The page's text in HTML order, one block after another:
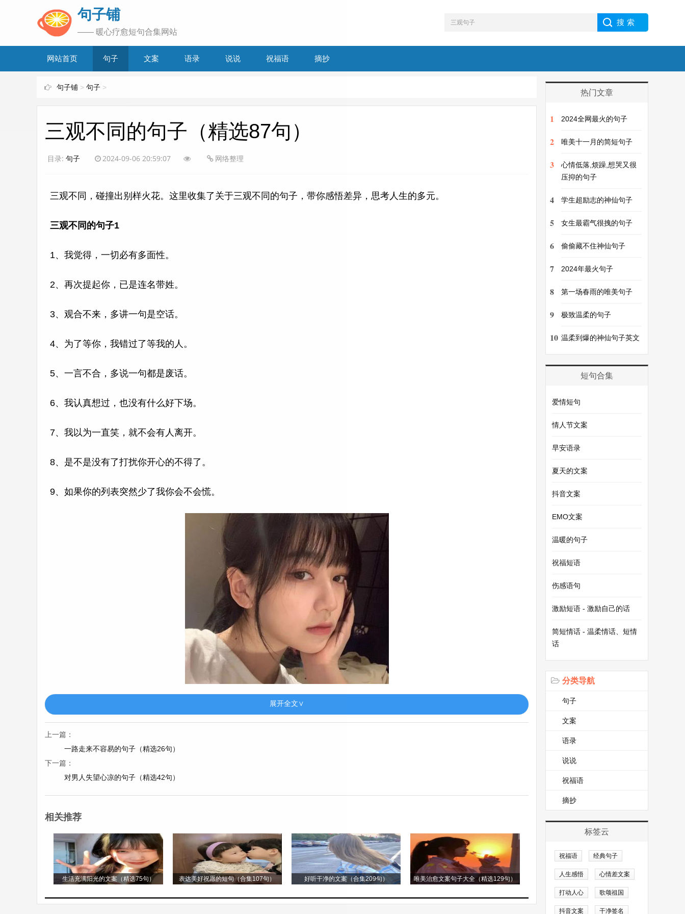
句子铺
—— 暖心疗愈短句合集网站
网站首页 句子 文案 语录 说说 祝福语 摘抄
句子铺 > 句子 >
三观不同的句子（精选87句）
目录: 句子 2024-09-06 20:59:07 网络整理
三观不同，碰撞出别样火花。这里收集了关于三观不同的句子，带你感悟差异，思考人生的多元。
三观不同的句子1
1、我觉得，一切必有多面性。
2、再次提起你，已是连名带姓。
3、观合不来，多讲一句是空话。
4、为了等你，我错过了等我的人。
5、一言不合，多说一句都是废话。
6、我认真想过，也没有什么好下场。
7、我以为一直笑，就不会有人离开。
8、是不是没有了打扰你开心的不得了。
9、如果你的列表突然少了我你会不会慌。
10、女儿共我吹灭蜡烛，许下了自己的心愿。
11、相爱本来是场意外，幸福的意外，安排!
12、闺女共我熄灭焟烛，许过了自个的愿望。
14、你大概是没见过我，哭得喘不来气的样子吧。
15、圈子不同，不必强融。三观不合，别瞎凑合。
展开全文∨
上一篇：
一路走来不容易的句子（精选26句）
下一篇：
对男人失望心凉的句子（精选42句）
相关推荐
生活充满阳光的文案（精选75句） 表达美好祝愿的短句（合集107句） 好听干净的文案（合集209句） 唯美治愈文案句子大全（精选129句）
热门文章
1 2024全网最火的句子
2 唯美十一月的简短句子
3
心情低落,烦躁,想哭又很
压抑的句子
4 学生超励志的神仙句子
5 女生最霸气很拽的句子
6 偷偷藏不住神仙句子
7 2024年最火句子
8 第一场春雨的唯美句子
9 极致温柔的句子
10 温柔到爆的神仙句子英文
短句合集
爱情短句
情人节文案
早安语录
夏天的文案
抖音文案
EMO文案
温暖的句子
祝福短语
伤感语句
激励短语 - 激励自己的话
简短情话 - 温柔情话、短情
话
分类导航
句子
文案
语录
说说
祝福语
摘抄
标签云
祝福语 经典句子
人生感悟 心情差文案
打动人心 歌颂祖国
抖音文案 干净签名